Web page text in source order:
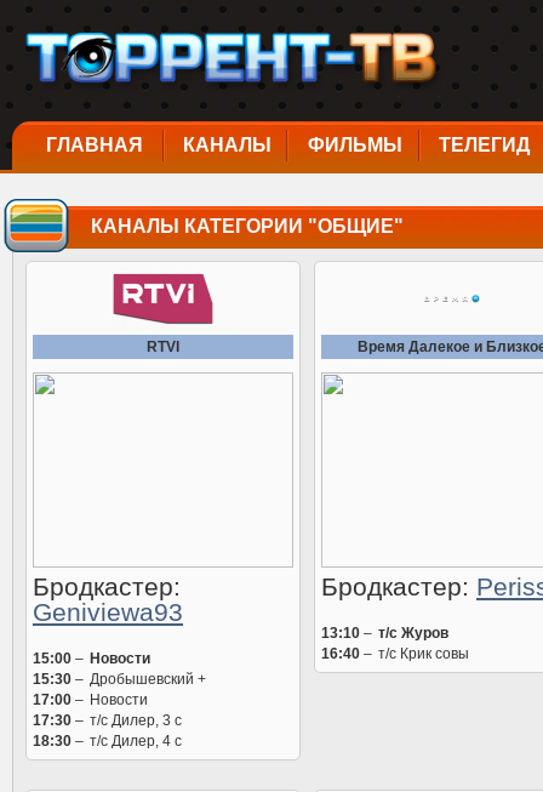
ГЛАВНАЯ КАНАЛЫ ФИЛЬМЫ ТЕЛЕГИД
КАНАЛЫ КАТЕГОРИИ "ОБЩИЕ"
RTVI
Бродкастер:
Geniviewa93
15:00 – Новости
15:30 – Дробышевский +
17:00 – Новости
17:30 – т/с Дилер, 3 c
18:30 – т/с Дилер, 4 c
Время Далекое и
Бродкастер:
13:10 – т/с Журов
16:40 – т/с Крик совы